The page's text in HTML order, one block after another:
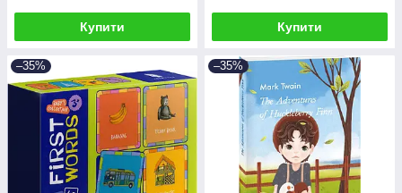
Купити Купити
–35% –35%